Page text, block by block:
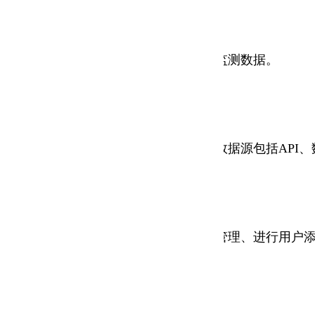
耗情况，可上传自定义素材及绑定监测数据。
图形展示采集数据及各类统计数据，数据源包括API
及相关参数进行配置、修改、删除等管理、进行用户